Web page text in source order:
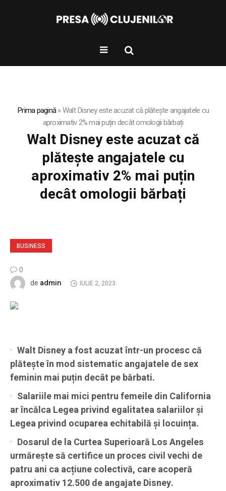
Prima pagină»Walt Disney este acuzat că plătește angajatele cu
aproximativ 2% mai puțin decât omologii bărbați
Walt Disney este acuzat că
plătește angajatele cu
aproximativ 2% mai puțin
decât omologii bărbați
BUSINESS
0
de admin IULIE 2, 2023
Walt Disney a fost acuzat într-un procesc că
plătește în mod sistematic angajatele de sex
feminin mai puțin decât pe bărbati.
Salariile mai mici pentru femeile din California
ar încălca Legea privind egalitatea salariilor și
Legea privind ocuparea echitabilă și locuința.
Dosarul de la Curtea Superioară Los Angeles
urmărește să certifice un proces civil vechi de
patru ani ca acțiune colectivă, care acoperă
aproximativ 12.500 de angajate Disney.